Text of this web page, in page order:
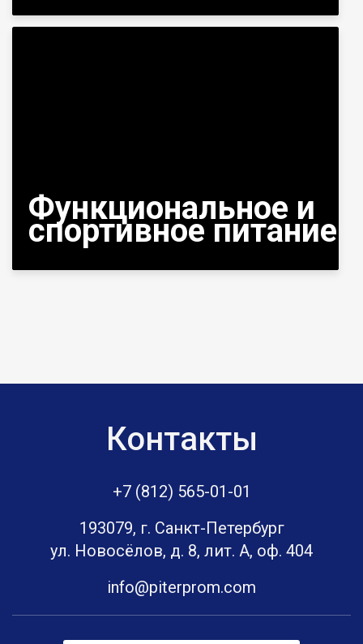
Функциональное и
спортивное питание
Контакты
+7 (812) 565-01-01
193079, г. Санкт-Петербург
ул. Новосёлов, д. 8, лит. А, оф. 404
info@piterprom.com